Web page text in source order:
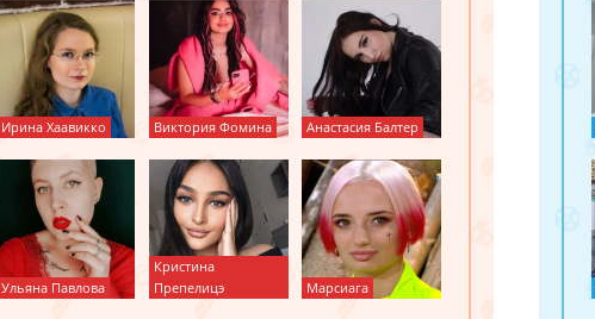
Ирина Хаавикко Виктория Фомина Анастасия Балтер
Ульяна Павлова
Кристина
Препелицэ
Марсиага